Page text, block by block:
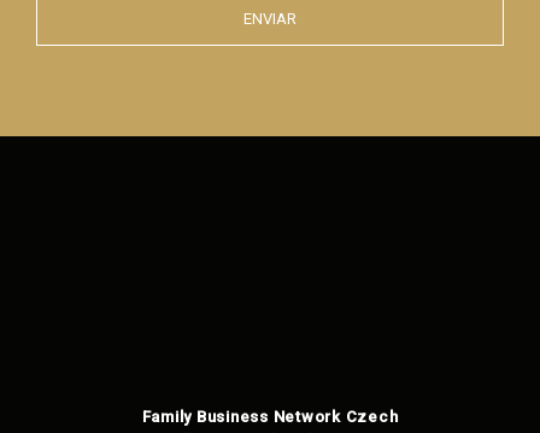
ENVIAR
Family Business Network Czech